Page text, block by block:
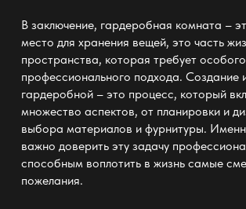
В заключение, гардеробная комната –
место для хранения вещей, это часть
пространства, которая требует
профессионального подхода. Создание
гардеробной– это процесс, который
множество аспектов, от планировки и
выбора материалов и фурнитуры.
важно доверить эту задачу
способным воплотить в жизнь самые
пожелания.